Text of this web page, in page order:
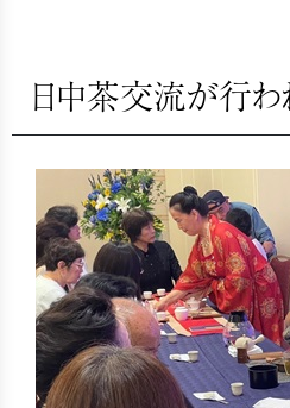
日中茶交流が行わ